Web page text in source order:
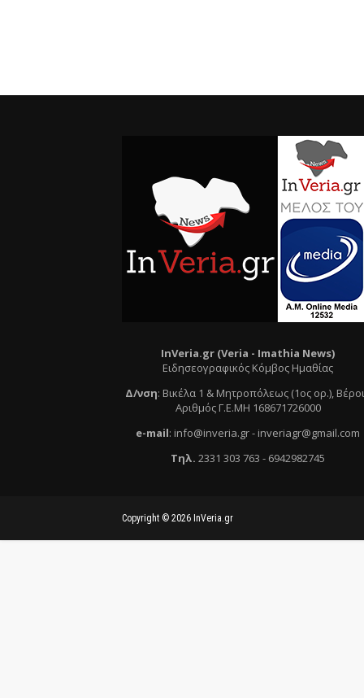
InVeria.gr (Veria - Ιmathia News)
Ειδησεογραφικός Κόμβος Ημαθίας
Δ/νση: Βικέλα 1 & Μητροπόλεως (1ος ορ.),
Αριθμός Γ.Ε.ΜΗ 168671726000
e-mail: info@inveria.gr- inveriagr@gmail.com
Τηλ. 2331 303 763 - 6942982745
Copyright © 2026 InVeria.gr